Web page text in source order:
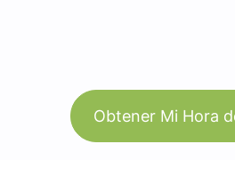
Obtener Mi Hora